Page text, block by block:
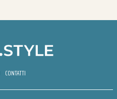
CONTATTI